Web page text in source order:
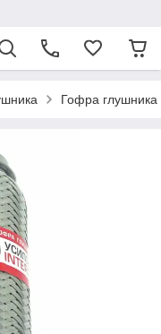
Гофра глушника